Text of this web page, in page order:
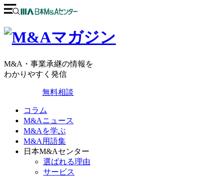
M&A・事業承継の情報を
わかりやすく発信
無料相談
コラム
M&Aニュース
M&Aを学ぶ
M&A用語集
日本M&Aセンター
選ばれる理由
サービス